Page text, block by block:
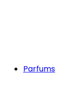
Parfums